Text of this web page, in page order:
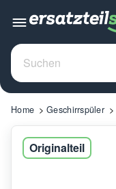
Home Geschirrspüler
Originalteil